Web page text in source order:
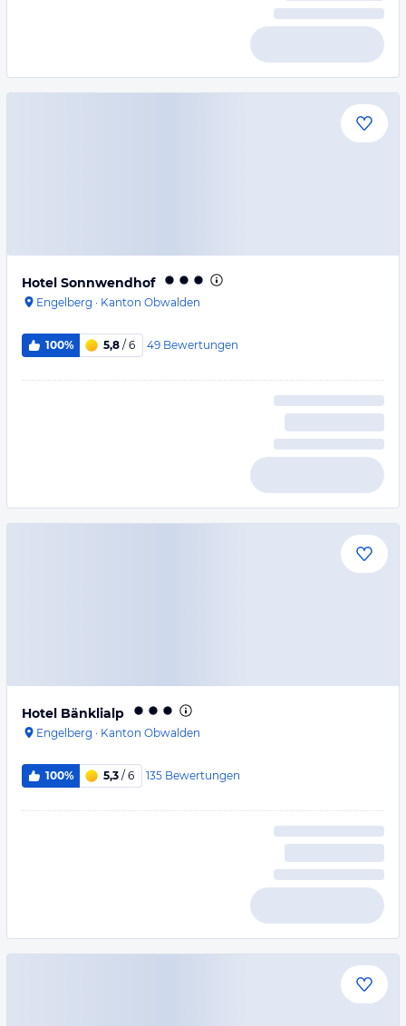
Hotel Sonnwendhof
Engelberg · Kanton Obwalden
100% 5,8 / 6 49 Bewertungen
Hotel Bänklialp
Engelberg · Kanton Obwalden
100% 5,3 / 6 135 Bewertungen